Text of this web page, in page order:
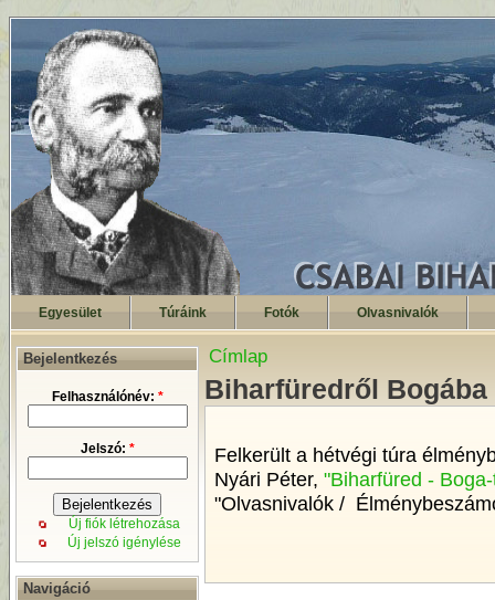
Egyesület Túráink Fotók Olvasnivalók
Bejelentkezés
Felhasználónév: *
Jelszó: *
Új fiók létrehozása
Új jelszó igénylése
Navigáció
Címlap
Biharfüredről
Felkerült a hétvégi túra
Nyári Péter, "Biharfüred -
"Olvasnivalók /